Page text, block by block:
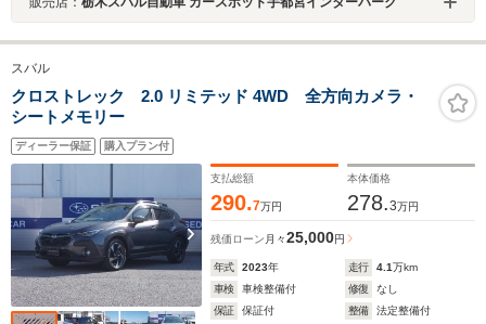
スバル
クロストレック 2.0 リミテッド 4WD 全方向カメラ・
シートメモリー
ディーラー保証 購入プラン付
支払総額
290.7万円
本体価格
278.3万円
残価ローン 月々25,000円
年式 2023年 走行 4.1万km
車検
車検整備付 修復
なし
保証
保証付 整備
法定整備付